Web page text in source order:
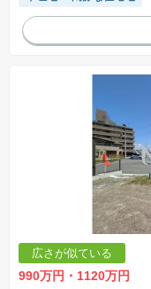
広さが似ている
990万円・1120万円